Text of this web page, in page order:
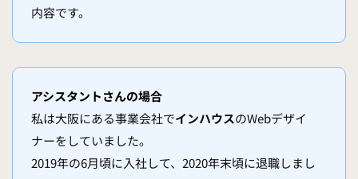
内容です。
アシスタントさんの場合
私は大阪にある事業会社でインハウスのWebデザイ
ナーをしていました。
2019年の6月頃に入社して、2020年末頃に退職しまし